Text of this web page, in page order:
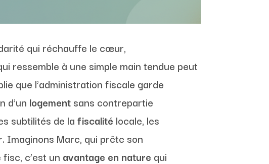
qui réchauffe le cœur,
ressemble à une simple main tendue peut
que l’administration fiscale garde
d’un logementsans contrepartie
subtilités de lafiscalité locale, les
Imaginons Marc, qui prête son
c’est un avantage en nature qui